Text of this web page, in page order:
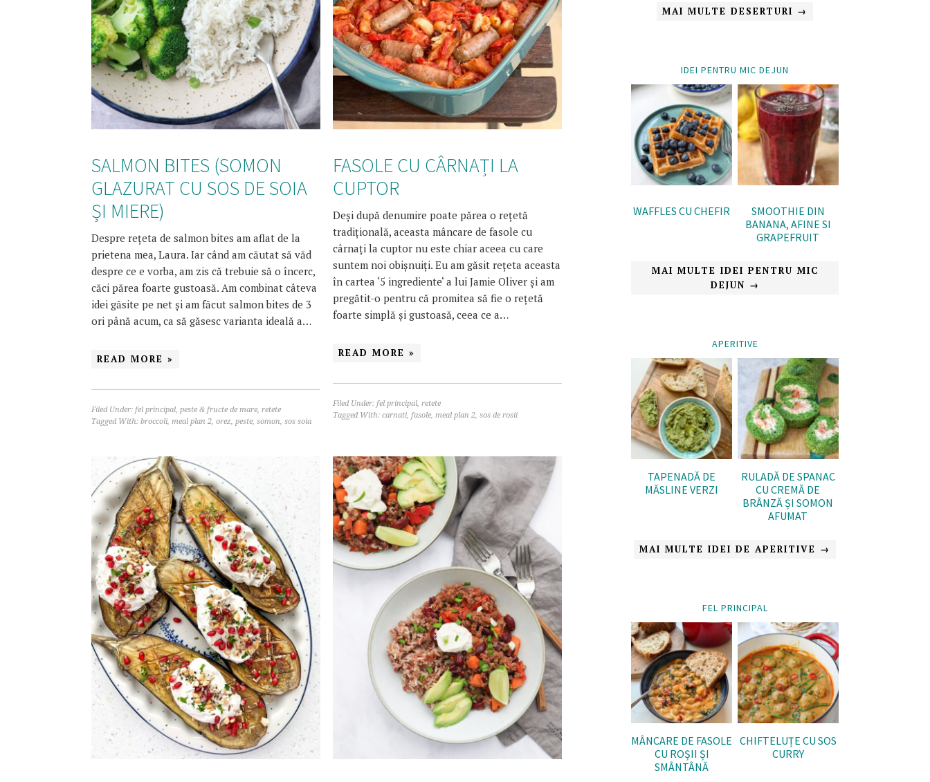
SALMON BITES (SOMON
GLAZURAT CU SOS DE SOIA
ȘI MIERE)
Despre rețeta de salmon bites am aflat de la
prietena mea, Laura. Iar când am căutat să văd
despre ce e vorba, am zis că trebuie să o încerc,
căci părea foarte gustoasă. Am combinat câteva
idei găsite pe net și am făcut salmon bites de 3
ori până acum, ca să găsesc varianta ideală a…
READ MORE »
Filed Under: fel principal, peste & fructe de mare, retete
Tagged With: broccoli, meal plan 2, orez, peste, somon, sos soia
FASOLE CU CÂRNAȚI LA
CUPTOR
Deși după denumire poate părea o rețetă
tradițională, aceasta mâncare de fasole cu
cârnați la cuptor nu este chiar aceea cu care
suntem noi obișnuiți. Eu am găsit rețeta aceasta
în cartea ‘5 ingrediente‘ a lui Jamie Oliver și am
pregătit-o pentru că promitea să fie o rețetă
foarte simplă și gustoasă, ceea ce a…
READ MORE »
Filed Under: fel principal, retete
Tagged With: carnati, fasole, meal plan 2, sos de rosii
MAI MULTE DESERTURI →
IDEI PENTRU MIC DEJUN
WAFFLES CU CHEFIR
SMOOTHIE DIN
BANANA, AFINE SI
GRAPEFRUIT
MAI MULTE IDEI PENTRU MIC
DEJUN →
APERITIVE
TAPENADĂ DE
MĂSLINE VERZI
RULADĂ DE SPANAC
CU CREMĂ DE
BRÂNZĂ ȘI SOMON
AFUMAT
MAI MULTE IDEI DE APERITIVE →
FEL PRINCIPAL
MÂNCARE DE FASOLE
CU ROȘII ȘI
SMÂNTÂNĂ
CHIFTELUȚE CU SOS
CURRY